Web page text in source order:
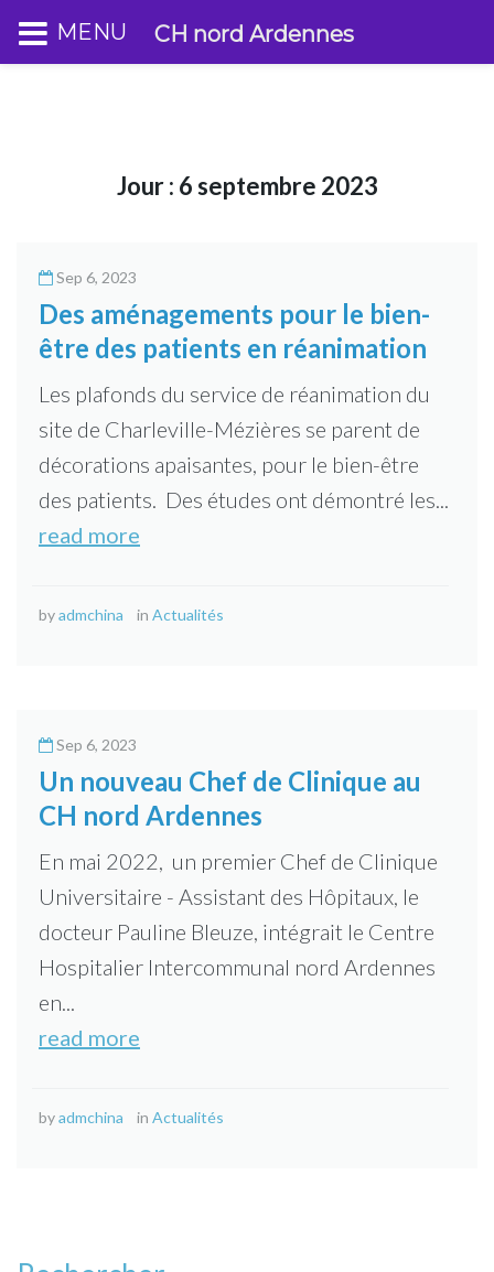
Jour : 6 septembre 2023
Sep 6, 2023
Des aménagements pour le bien-
être des patients en réanimation
Les plafonds du service de réanimation du
site de Charleville-Mézières se parent de
décorations apaisantes, pour le bien-être
des patients. Des études ont démontré les...
read more
byadmchina in Actualités
Sep 6, 2023
Un nouveau Chef de Clinique au
CH nord Ardennes
En mai 2022, un premier Chef de Clinique
Universitaire - Assistant des Hôpitaux, le
docteur Pauline Bleuze, intégrait le Centre
Hospitalier Intercommunal nord Ardennes
en...
read more
byadmchina in Actualités
MENU CH nord Ardennes